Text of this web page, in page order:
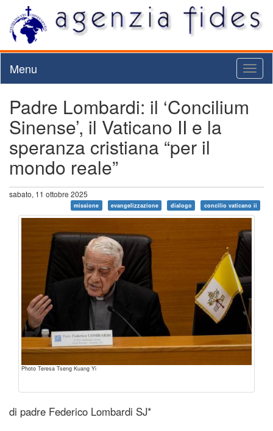
Menu
Padre Lombardi: il ‘Concilium
Sinense’, il Vaticano II e la
speranza cristiana “per il
mondo reale”
sabato, 11 ottobre 2025
missione evangelizzazione dialogo concilio vaticano ii
Photo Teresa Tseng Kuang Yi
di padre Federico Lombardi SJ*